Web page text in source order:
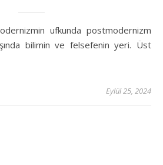
bilimin ve felsefenin yeri. Üst
Eylül 25, 2024